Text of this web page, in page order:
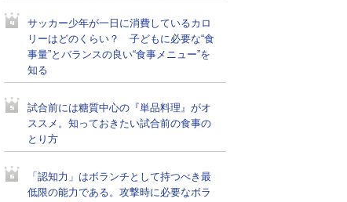
サッカー少年が一日に消費しているカロ
リーはどのくらい？ 子どもに必要な“食
事量”とバランスの良い“食事メニュー”を
知る
試合前には糖質中心の『単品料理』がオ
ススメ。知っておきたい試合前の食事の
とり方
「認知力」はボランチとして持つべき最
低限の能力である。攻撃時に必要なボラ